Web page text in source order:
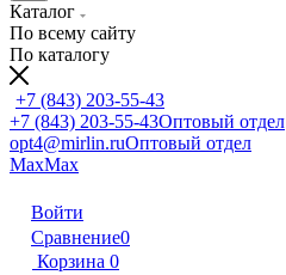
Каталог
По всему сайту
По каталогу
+7 (843) 203-55-43
+7 (843) 203-55-43Оптовый отдел
opt4@mirlin.ruОптовый отдел
MaxMax
Войти
Сравнение0
Корзина 0